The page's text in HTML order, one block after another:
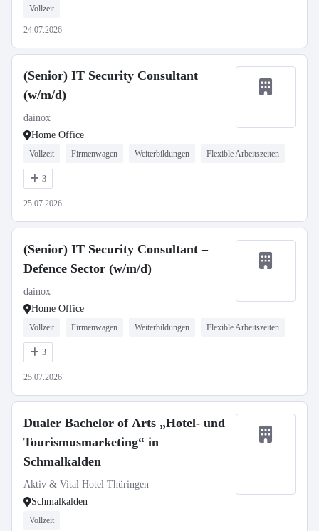
Vollzeit
24.07.2026
(Senior) IT Security Consultant
(w/m/d)
dainox
Home Office
Vollzeit Firmenwagen Weiterbildungen Flexible Arbeitszeiten
3
25.07.2026
(Senior) IT Security Consultant –
Defence Sector (w/m/d)
dainox
Home Office
Vollzeit Firmenwagen Weiterbildungen Flexible Arbeitszeiten
3
25.07.2026
Dualer Bachelor of Arts „Hotel- und
Tourismusmarketing“ in
Schmalkalden
Aktiv & Vital Hotel Thüringen
Schmalkalden
Vollzeit